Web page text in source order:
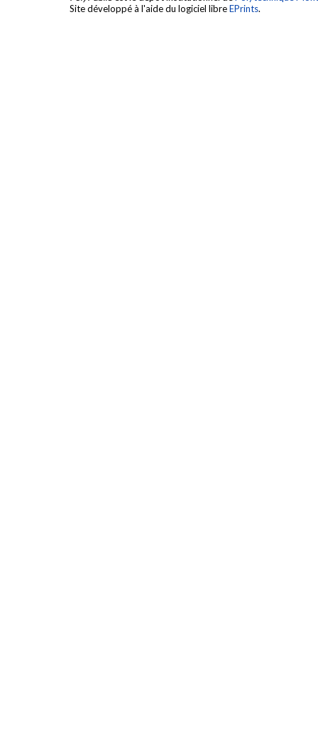
Site développé à l'aide du logiciel libreEPrints.